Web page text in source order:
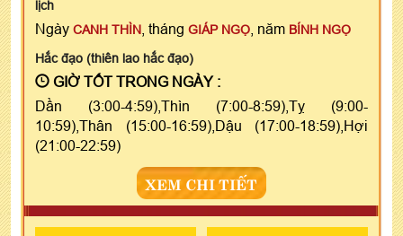
lịch
Ngày CANH THÌN , tháng GIÁP NGỌ , năm BÍNH NGỌ
Hắc đạo (thiên lao hắc đạo)
GIỜ TỐT TRONG NGÀY :
Dần (3:00-4:59),Thìn (7:00-8:59),Tỵ (9:00-
10:59),Thân (15:00-16:59),Dậu (17:00-18:59),Hợi
(21:00-22:59)
XEM CHI TIẾT